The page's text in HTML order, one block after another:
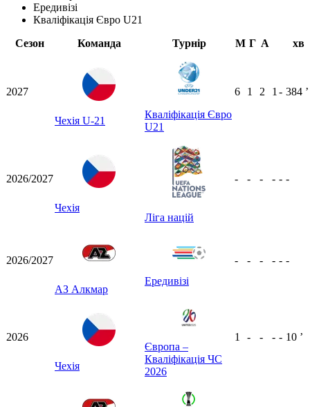
Ередивізі
Кваліфікація Євро U21
Сезон
Команда Турнір М Г А хв
2027
Чехія U-21
Кваліфікація Євро
U21
6 1 2 1 - 384 ʼ
2026/2027
Чехія
Ліга націй
- - - - - -
2026/2027
АЗ Алкмар
Ередивізі
- - - - - -
2026
Чехія
Європа –
Кваліфікація ЧС
2026
1 - - - - 10 ʼ